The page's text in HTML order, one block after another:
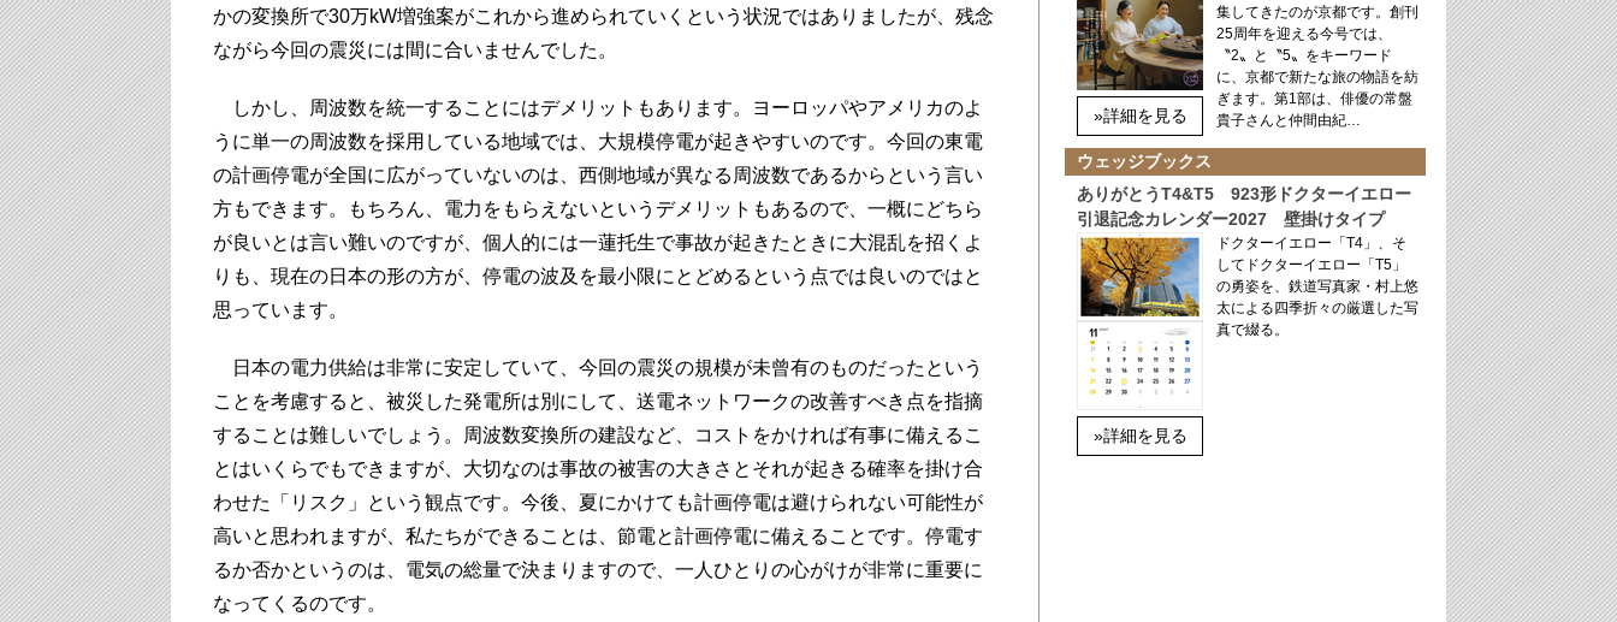
かの変換所で30万kW増強案がこれから進められていくという状況ではありましたが、残念
ながら今回の震災には間に合いませんでした。
しかし、周波数を統一することにはデメリットもあります。ヨーロッパやアメリカのよ
うに単一の周波数を採用している地域では、大規模停電が起きやすいのです。今回の東電
の計画停電が全国に広がっていないのは、西側地域が異なる周波数であるからという言い
方もできます。もちろん、電力をもらえないというデメリットもあるので、一概にどちら
が良いとは言い難いのですが、個人的には一蓮托生で事故が起きたときに大混乱を招くよ
りも、現在の日本の形の方が、停電の波及を最小限にとどめるという点では良いのではと
思っています。
日本の電力供給は非常に安定していて、今回の震災の規模が未曾有のものだったという
ことを考慮すると、被災した発電所は別にして、送電ネットワークの改善すべき点を指摘
することは難しいでしょう。周波数変換所の建設など、コストをかければ有事に備えるこ
とはいくらでもできますが、大切なのは事故の被害の大きさとそれが起きる確率を掛け合
わせた「リスク」という観点です。今後、夏にかけても計画停電は避けられない可能性が
高いと思われますが、私たちができることは、節電と計画停電に備えることです。停電す
るか否かというのは、電気の総量で決まりますので、一人ひとりの心がけが非常に重要に
なってくるのです。
»詳細を見る
集してきたのが京都です。創刊
25周年を迎える今号では、
〝2〟と〝5〟をキーワード
に、京都で新たな旅の物語を紡
ぎます。第1部は、俳優の常盤
貴子さんと仲間由紀…
ウェッジブックス
ありがとうT4&T5 923形ドクターイエロー
引退記念カレンダー2027 壁掛けタイプ
»詳細を見る
ドクターイエロー「T4」、そ
してドクターイエロー「T5」
の勇姿を、鉄道写真家・村上悠
太による四季折々の厳選した写
真で綴る。